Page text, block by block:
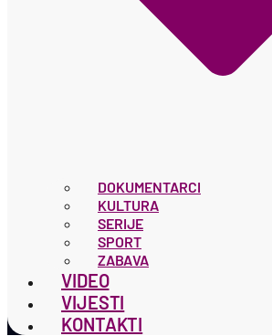
DOKUMENTARCI
KULTURA
SERIJE
SPORT
ZABAVA
VIDEO
VIJESTI
KONTAKTI